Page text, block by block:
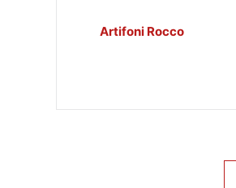
Artifoni Rocco